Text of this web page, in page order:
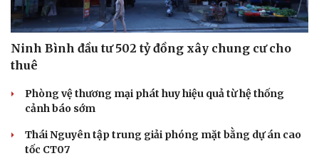
Ninh Bình đầu tư 502 tỷ đồng xây chung cư cho
thuê
Phòng vệ thương mại phát huy hiệu quả từ hệ thống
cảnh báo sớm
Thái Nguyên tập trung giải phóng mặt bằng dự án cao
tốc CT07